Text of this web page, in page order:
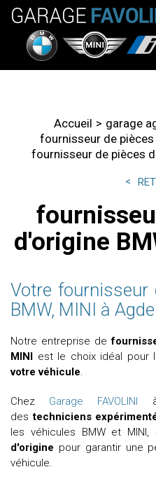
Accueil
garage
fournisseur de pièces
fournisseur de pièces
d'origine
Votre fournisseur
BMW, MINI à Agde
Notre entreprise de
MINI est le choix idéal pour l'
votre véhicule.
Chez Garage FAVOLINI à
destechniciens
les véhicules BMW et
d'origine pour garantir une
véhicule.